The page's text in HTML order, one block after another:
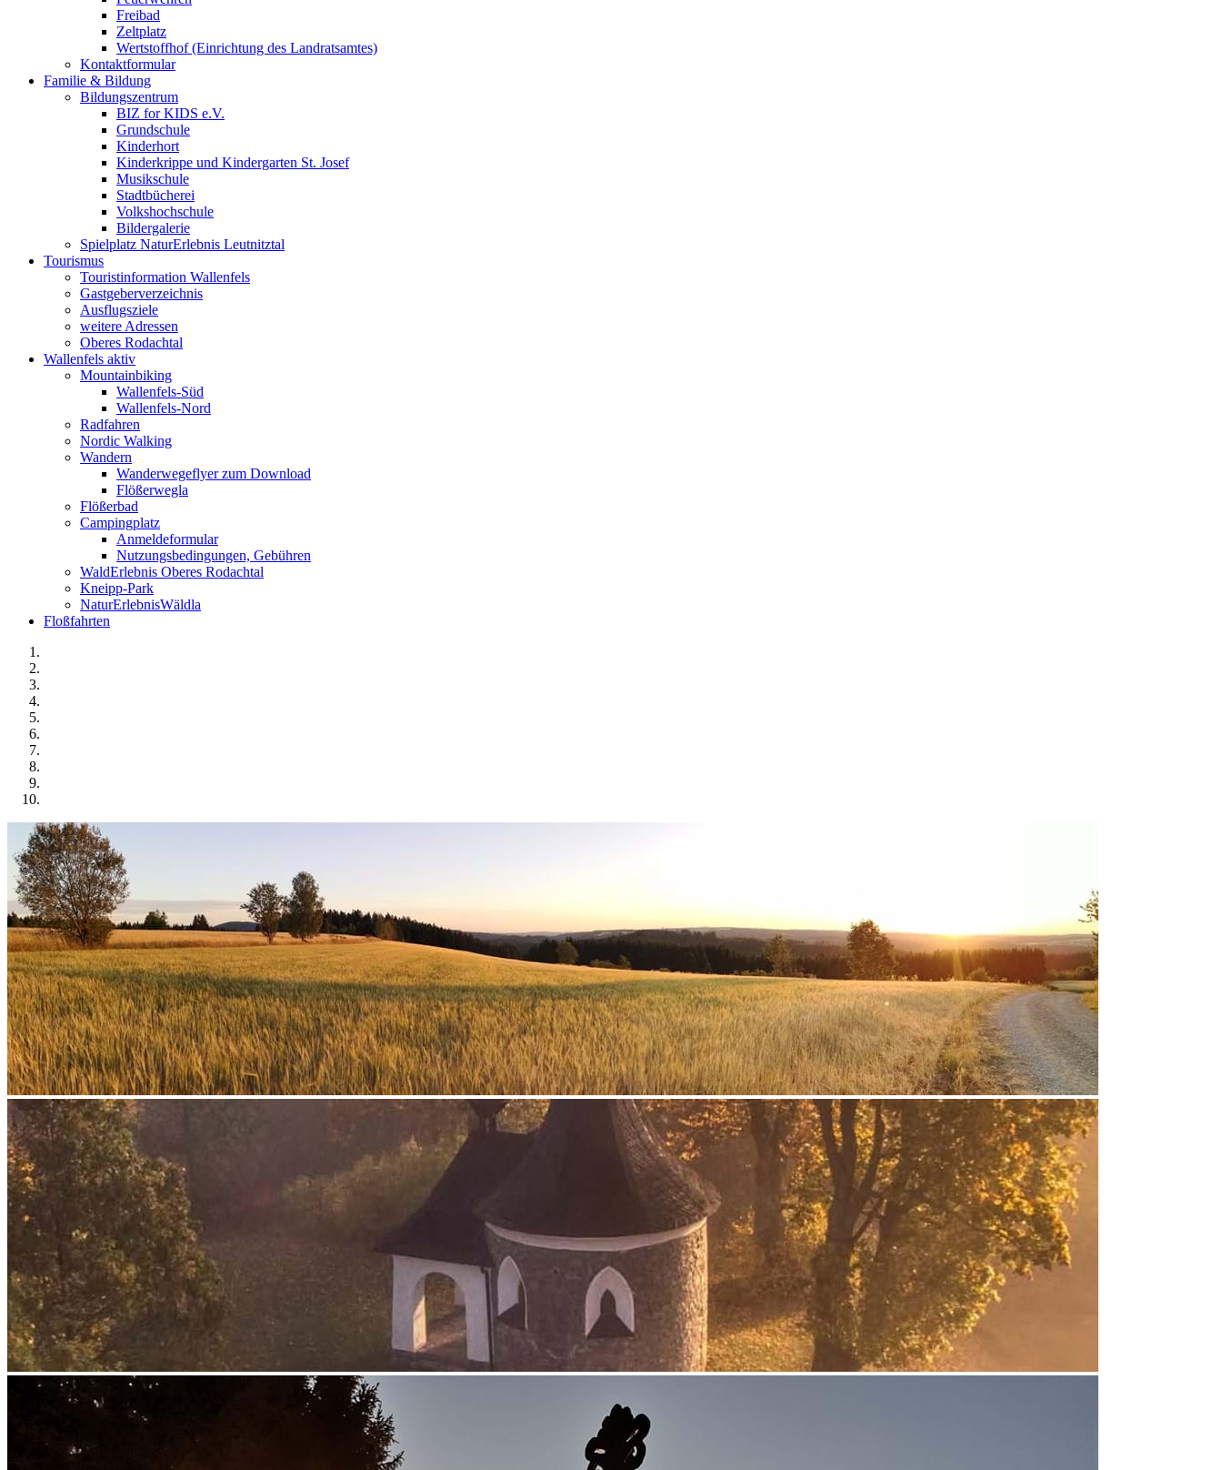
Freibad
Zeltplatz
Wertstoffhof (Einrichtung des Landratsamtes)
Kontaktformular
Familie & Bildung
Bildungszentrum
BIZ for KIDS e.V.
Grundschule
Kinderhort
Kinderkrippe und Kindergarten St. Josef
Musikschule
Stadtbücherei
Volkshochschule
Bildergalerie
Spielplatz NaturErlebnis Leutnitztal
Tourismus
Touristinformation Wallenfels
Gastgeberverzeichnis
Ausflugsziele
weitere Adressen
Oberes Rodachtal
Wallenfels aktiv
Mountainbiking
Wallenfels-Süd
Wallenfels-Nord
Radfahren
Nordic Walking
Wandern
Wanderwegeflyer zum Download
Flößerwegla
Flößerbad
Campingplatz
Anmeldeformular
Nutzungsbedingungen, Gebühren
WaldErlebnis Oberes Rodachtal
Kneipp-Park
NaturErlebnisWäldla
Floßfahrten